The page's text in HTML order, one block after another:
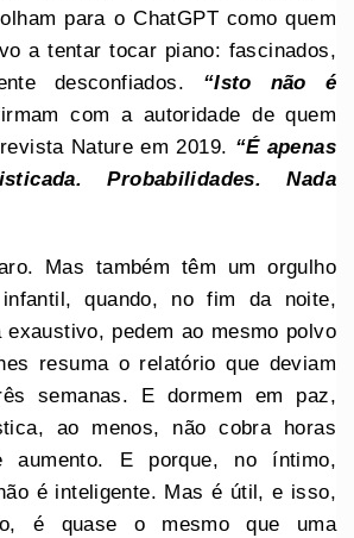
para o ChatGPT como quem
a tentar tocar piano: fascinados,
desconfiados. “Isto não é
com a autoridade de quem
Nature em 2019. “É apenas
Probabilidades. Nada
Mas também têm um orgulho
quando, no fim da noite,
pedem ao mesmo polvo
resuma o relatório que deviam
semanas. E dormem em paz,
ao menos, não cobra horas
aumento. E porque, no íntimo,
é inteligente. Mas é útil, e isso,
é quase o mesmo que uma